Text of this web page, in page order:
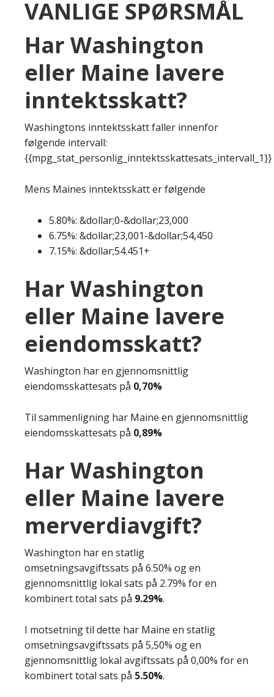
VANLIGE SPØRSMÅL
Har Washington
eller Maine lavere
inntektsskatt?
Washingtons inntektsskatt faller innenfor
følgende intervall:
{{mpg_stat_personlig_inntektsskattesats_intervall_1}}
Mens Maines inntektsskatt er følgende
5.80%: &dollar;0-&dollar;23,000
6.75%: &dollar;23,001-&dollar;54,450
7.15%: &dollar;54.451+
Har Washington
eller Maine lavere
eiendomsskatt?
Washington har en gjennomsnittlig
eiendomsskattesats på 0,70%
Til sammenligning har Maine en gjennomsnittlig
eiendomsskattesats på 0,89%
Har Washington
eller Maine lavere
merverdiavgift?
Washington har en statlig
omsetningsavgiftssats på 6.50% og en
gjennomsnittlig lokal sats på 2.79% for en
kombinert total sats på 9.29%.
I motsetning til dette har Maine en statlig
omsetningsavgiftssats på 5,50% og en
gjennomsnittlig lokal avgiftssats på 0,00% for en
kombinert total sats på 5.50%.